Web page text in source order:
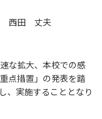
西田 丈夫
な拡大、本校での感
点措置」の発表を踏
、実施することとなり